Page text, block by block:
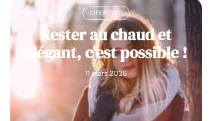
LIFESTYLE
Rester au chaud et
élégant, c’est possible !
11 mars 2026